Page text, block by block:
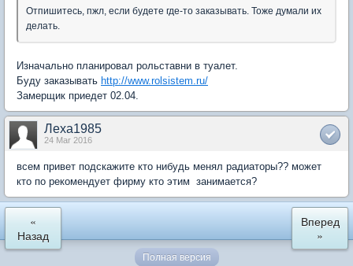
Отпишитесь, пжл, если будете где-то заказывать. Тоже думали их
делать.
Изначально планировал рольставни в туалет.
Буду заказывать http://www.rolsistem.ru/
Замерщик приедет 02.04.
Леха1985
24 Mar 2016
всем привет подскажите кто нибудь менял радиаторы?? может
кто по рекомендует фирму кто этим занимается?
«
Назад
Вперед
»
Полная версия